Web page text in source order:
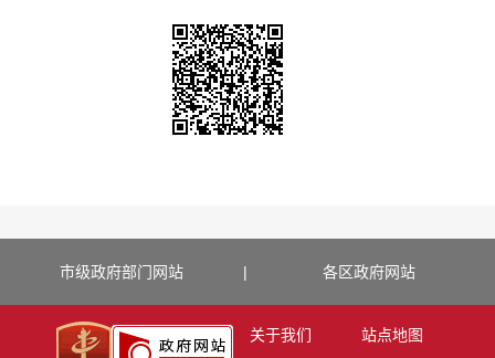
市级政府部门网站 | 各区政府网站
关于我们 站点地图